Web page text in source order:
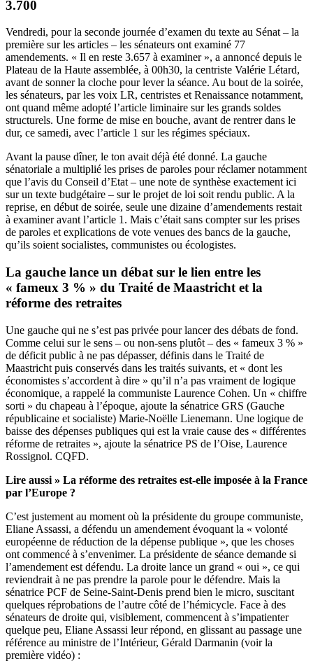
3.700
Vendredi, pour la seconde journée d’examen du texte au Sénat – la
première sur les articles – les sénateurs ont examiné 77
amendements. « Il en reste 3.657 à examiner », a annoncé depuis le
Plateau de la Haute assemblée, à 00h30, la centriste Valérie Létard,
avant de sonner la cloche pour lever la séance. Au bout de la soirée,
les sénateurs, par les voix LR, centristes et Renaissance notamment,
ont quand même adopté l’article liminaire sur les grands soldes
structurels. Une forme de mise en bouche, avant de rentrer dans le
dur, ce samedi, avec l’article 1 sur les régimes spéciaux.
Avant la pause dîner, le ton avait déjà été donné. La gauche
sénatoriale a multiplié les prises de paroles pour réclamer notamment
que l’avis du Conseil d’Etat – une note de synthèse exactement ici
sur un texte budgétaire – sur le projet de loi soit rendu public. A la
reprise, en début de soirée, seule une dizaine d’amendements restait
à examiner avant l’article 1. Mais c’était sans compter sur les prises
de paroles et explications de vote venues des bancs de la gauche,
qu’ils soient socialistes, communistes ou écologistes.
La gauche lance un débat sur le lien entre les
« fameux 3 % » du Traité de Maastricht et la
réforme des retraites
Une gauche qui ne s’est pas privée pour lancer des débats de fond.
Comme celui sur le sens – ou non-sens plutôt – des « fameux 3 % »
de déficit public à ne pas dépasser, définis dans le Traité de
Maastricht puis conservés dans les traités suivants, et « dont les
économistes s’accordent à dire » qu’il n’a pas vraiment de logique
économique, a rappelé la communiste Laurence Cohen. Un « chiffre
sorti » du chapeau à l’époque, ajoute la sénatrice GRS (Gauche
républicaine et socialiste) Marie-Noëlle Lienemann. Une logique de
baisse des dépenses publiques qui est la vraie cause des « différentes
réforme de retraites », ajoute la sénatrice PS de l’Oise, Laurence
Rossignol. CQFD.
Lire aussi » La réforme des retraites est-elle imposée à la France
par l’Europe ?
C’est justement au moment où la présidente du groupe communiste,
Eliane Assassi, a défendu un amendement évoquant la « volonté
européenne de réduction de la dépense publique », que les choses
ont commencé à s’envenimer. La présidente de séance demande si
l’amendement est défendu. La droite lance un grand « oui », ce qui
reviendrait à ne pas prendre la parole pour le défendre. Mais la
sénatrice PCF de Seine-Saint-Denis prend bien le micro, suscitant
quelques réprobations de l’autre côté de l’hémicycle. Face à des
sénateurs de droite qui, visiblement, commencent à s’impatienter
quelque peu, Eliane Assassi leur répond, en glissant au passage une
référence au ministre de l’Intérieur, Gérald Darmanin (voir la
première vidéo) :